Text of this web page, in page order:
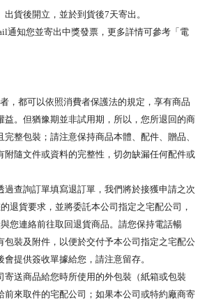
貨後開立，並於到貨後7天寄出。
通知您並寄出中獎發票，更多詳情可參考「電
，都可以依照消費者保護法的規定，享有商品
益。但猶豫期並非試用期，所以，您所退回的商
整包裝；請注意保持商品本體、配件、贈品、
附隨文件或資料的完整性，切勿缺漏任何配件或
過查詢訂單填寫退訂單，我們將於接獲申請之次
退貨要求，並將委託本公司指定之宅配公司，
您連絡前往取回退貨商品。請您保持電話暢
包裝及附件，以便於交付予本公司指定之宅配公
提供簽收單據給您，請注意留存。
寄送商品給您時所使用的外包裝（紙箱或包裝
前來取件的宅配公司；如果本公司或特約廠商寄